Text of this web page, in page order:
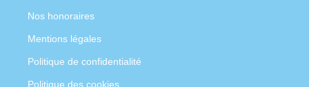
Nos honoraires
Mentions légales
Politique de confidentialité
Politique des cookies